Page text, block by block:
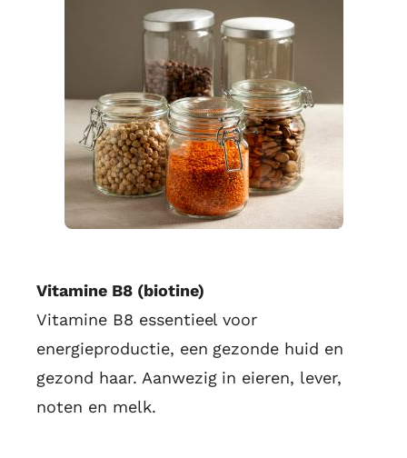
Vitamine B8 (biotine)
Vitamine B8 essentieel voor
energieproductie, een gezonde huid en
gezond haar. Aanwezig in eieren, lever,
noten en melk.